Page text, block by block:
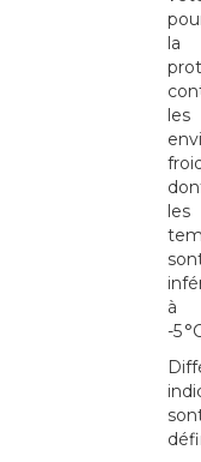
la
les
les
à
-5